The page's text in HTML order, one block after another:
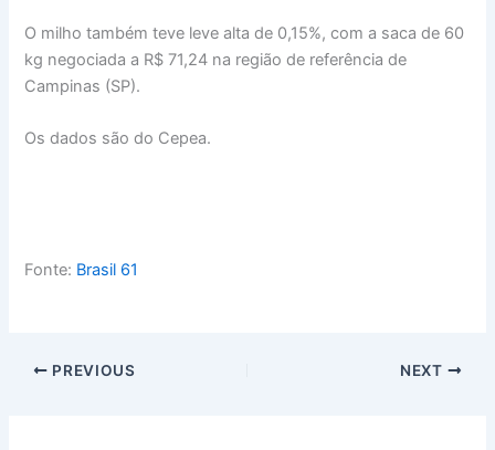
O milho também teve leve alta de 0,15%, com a saca de 60
kg negociada a R$ 71,24 na região de referência de
Campinas (SP).
Os dados são do Cepea.
Fonte: Brasil 61
PREVIOUS NEXT